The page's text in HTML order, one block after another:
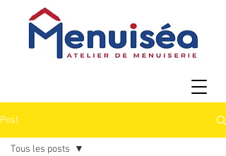
Post
Tous les posts